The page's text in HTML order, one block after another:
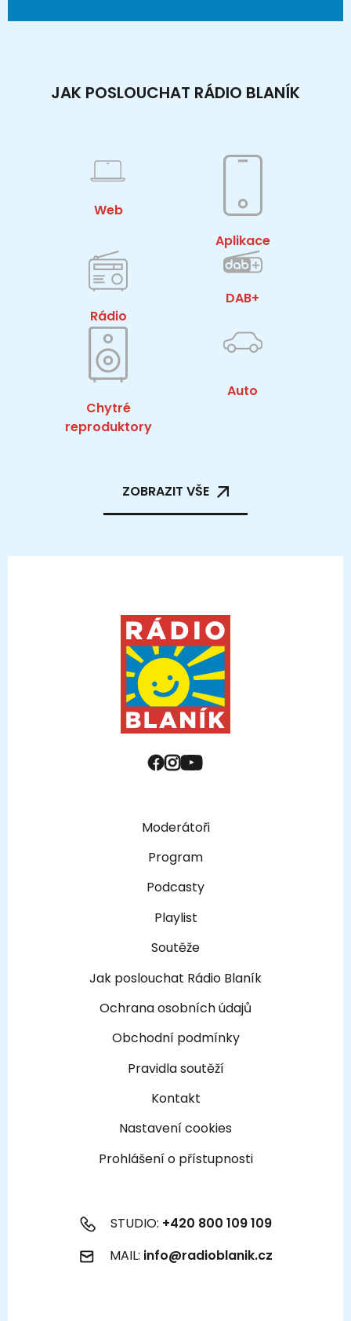
JAK POSLOUCHAT RÁDIO BLANÍK
Web
Aplikace
Rádio
DAB+
Chytré
reproduktory
Auto
ZOBRAZIT VŠE
Moderátoři
Program
Podcasty
Playlist
Soutěže
Jak poslouchat Rádio Blaník
Ochrana osobních údajů
Obchodní podmínky
Pravidla soutěží
Kontakt
Nastavení cookies
Prohlášení o přístupnosti
STUDIO: +420 800 109 109
MAIL: info@radioblanik.cz